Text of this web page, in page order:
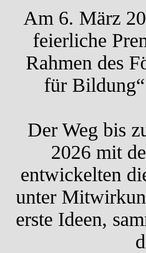
Am 6. März
feierliche
Rahmen des
für
Der Weg bis
2026 mit
entwickelten
unter
erste Ideen,